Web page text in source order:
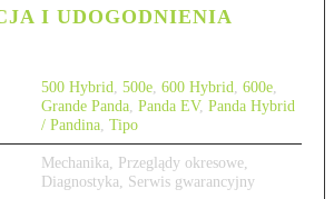
I UDOGODNIENIA
500 Hybrid 500e 600 Hybrid 600e
Grande Panda Panda EV, Panda Hybrid
/ Pandina Tipo
Mechanika, Przeglądy okresowe,
Diagnostyka, Serwis gwarancyjny